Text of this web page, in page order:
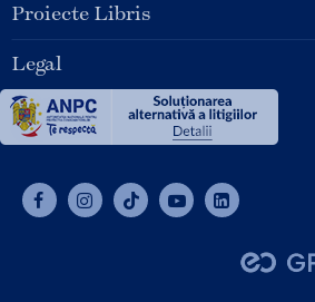
Proiecte Libris
Legal